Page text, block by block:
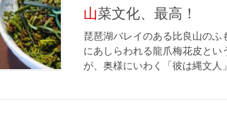
山菜文化、最高！
琵琶湖バレイのある比良山の
にあしらわれる龍爪梅花皮と
が、奥様にいわく「彼は縄文